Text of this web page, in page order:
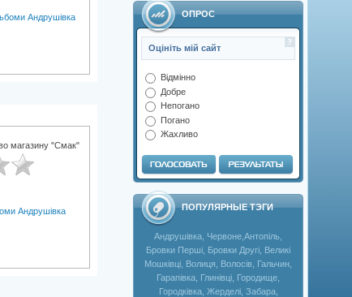
ОПРОС
Оцініть мій сайт
Відмінно
Добре
Непогано
Погано
Жахливо
ПОПУЛЯРНЫЕ ТЭГИ
Андрушівка, Червоне,Антопіль,
Бровки Перші, Бровки Другі, Великі
Мошківці, Волиця, Волосів, Гальчин,
Гарапівка, Глинівці, Городище,
Городківка, Жерделі, Забара,
Андрушівка
магазину "Смак"
Андрушівка